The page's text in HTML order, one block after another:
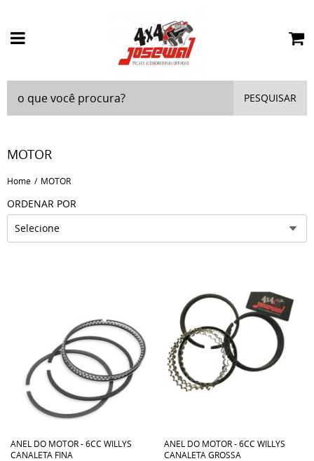
PESQUISAR
MOTOR
Home MOTOR
ORDENAR POR
Selecione
ANEL DO MOTOR - 6CC WILLYS
CANALETA FINA
ANEL DO MOTOR - 6CC WILLYS
CANALETA GROSSA